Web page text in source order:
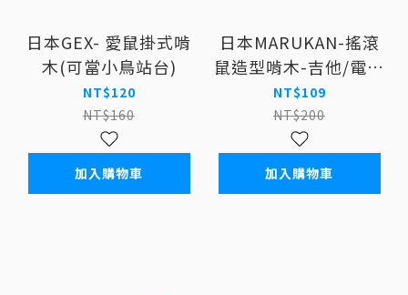
日本GEX- 愛鼠掛式啃
木(可當小鳥站台)
NT$120
NT$160
加入購物車
日本MARUKAN-搖滾
鼠造型啃木-吉他/電吉
他
NT$109
NT$200
加入購物車